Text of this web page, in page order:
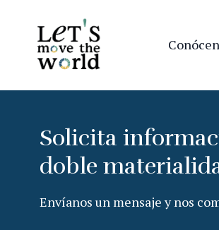
Solicita
doble
Envíanos un mensaje y nos